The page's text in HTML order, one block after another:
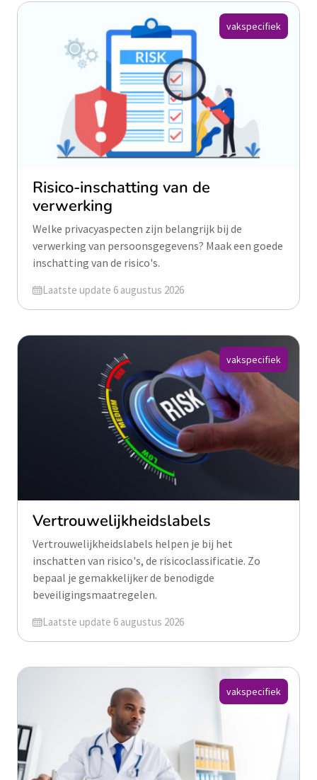
Risico-inschatting van de
verwerking
Welke privacyaspecten zijn belangrijk bij de
verwerking van persoonsgegevens? Maak een goede
inschatting van de risico's.
Geüpdatet op
Laatste update 6 augustus 2026
vakspecifiek
Vertrouwelijkheidslabels
Vertrouwelijkheidslabels helpen je bij het
inschatten van risico's, de risicoclassificatie. Zo
bepaal je gemakkelijker de benodigde
beveiligingsmaatregelen.
Geüpdatet op
Laatste update 6 augustus 2026
vakspecifiek
vakspecifiek